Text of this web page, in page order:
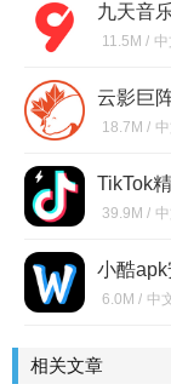
九天音
11.5M /
云影巨
18.7M /
TikTok
正版
39.9M /
小酷
6.0M / 中
相关文章